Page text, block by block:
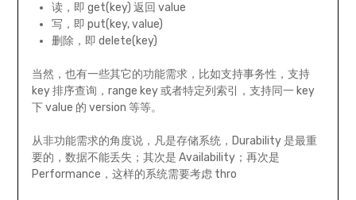
读，即 get(key) 返回 value
写，即 put(key, value)
删除，即 delete(key)
当然，也有一些其它的功能需求，比如支持事务性，支持
key 排序查询，range key 或者特定列索引，支持同一 key
下 value 的 version 等等。
从非功能需求的角度说，凡是存储系统，Durability 是最重
要的，数据不能丢失；其次是 Availability；再次是
Performance，这样的系统需要考虑 thro